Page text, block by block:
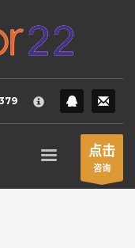
by sending an
点击
咨询